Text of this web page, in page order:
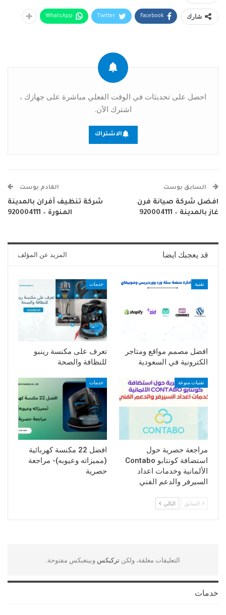
شارك Facebook
Twitter
WhatsApp
احصل على تحديثات في الوقت الفعلي مباشرة على جهازك ،
اشترك الآن.
الاشتراك
السابق بوست
افضل شركة صيانة فرن
غاز بالمدينة – 920004111
القادم بوست
شركة تنظيف أفران بالمدينة
المنورة – 920004111
قد يعجبك ايضا المزيد عن المؤلف
تقنية
افضل مصمم مواقع ومتاجر
الكترونية في السعودية
خدمات
تعرف على مكنسة رينبو
للنظافة والصحة
تقنيات منوعة
مراجعة حصرية حول
استضافة كونتابو Contabo
الألمانية وخدمات اعداد
السيرفر والدعم الفني
خدمات
افضل 22 مكنسة كهربائية
(مميزاته وعيوبه)- مراجعة
حصرية
السابق التالي
التعليقات مغلقة، ولكن تركبكس وبينغبكس مفتوحة.
خدمات